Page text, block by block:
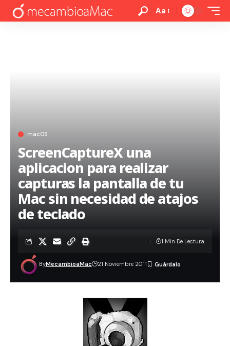
Aa
macOS
ScreenCaptureX una
aplicacion para realizar
capturas la pantalla de tu
Mac sin necesidad de atajos
de teclado
ByMecambioaMac 21 Noviembre 2011
1 Min De Lectura